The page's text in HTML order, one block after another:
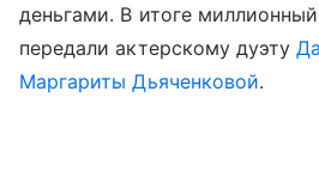
деньгами. В итоге
передали актерскому дуэту
Маргариты Дьяченковой.